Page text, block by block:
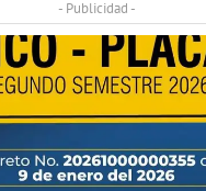
- Publicidad -